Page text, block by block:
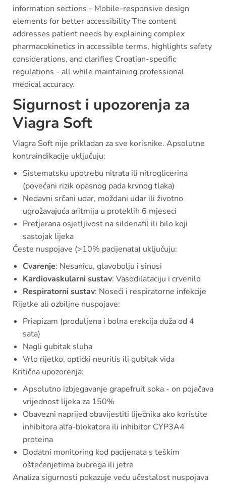
information sections - Mobile-responsive design
elements for better accessibility The content
addresses patient needs by explaining complex
pharmacokinetics in accessible terms, highlights safety
considerations, and clarifies Croatian-specific
regulations - all while maintaining professional
medical accuracy.
Sigurnost i upozorenja za
Viagra Soft
Viagra Soft nije prikladan za sve korisnike. Apsolutne
kontraindikacije uključuju:
Sistematsku upotrebu nitrata ili nitroglicerina
(povećani rizik opasnog pada krvnog tlaka)
Nedavni srčani udar, moždani udar ili životno
ugrožavajuća aritmija u proteklih 6 mjeseci
Pretjerana osjetljivost na sildenafil ili bilo koji
sastojak lijeka
Česte nuspojave (>10% pacijenata) uključuju:
Cvarenje: Nesanicu, glavobolju i sinusi
Kardiovaskularni sustav: Vasodilataciju i crvenilo
Respiratorni sustav: Noseći i respiratorne infekcije
Rijetke ali ozbiljne nuspojave:
Priapizam (produljena i bolna erekcija duža od 4
sata)
Nagli gubitak sluha
Vrlo rijetko, optički neuritis ili gubitak vida
Kritična upozorenja:
Apsolutno izbjegavanje grapefruit soka - on pojačava
vrijednost lijeka za 150%
Obavezni naprijed obavijestiti liječnika ako koristite
inhibitora alfa-blokatora ili inhibitor CYP3A4
proteina
Dodatni monitoring kod pacijenata s teškim
oštećenjetima bubrega ili jetre
Analiza sigurnosti pokazuje veću učestalost nuspojava